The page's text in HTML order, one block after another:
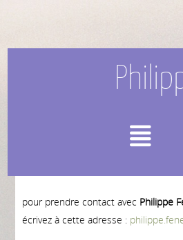
pour prendre contact avec Philippe
écrivez à cette adresse :